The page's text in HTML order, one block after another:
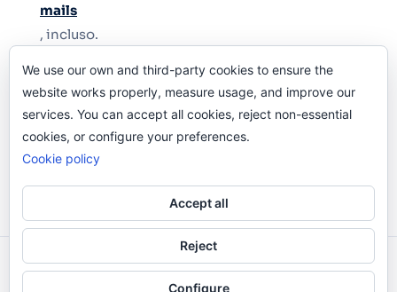
mails
, incluso.
Y si una persona no puede tener teléfono, que
le quiten el teléfono.
Odi O'Malley © 2016-2025. Todos Los Derechos
We use our own and third-party cookies to ensure the
website works properly, measure usage, and improve our
services. You can accept all cookies, reject non-essential
cookies, or configure your preferences.
Cookie policy
Accept all
Reject
Configure